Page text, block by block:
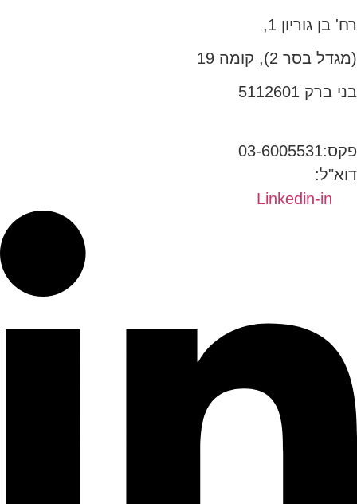
רח' בן גוריון 1,
(מגדל בסר 2), קומה 19
בני ברק 5112601
פקס:03-6005531
דוא"ל:
Linkedin-in